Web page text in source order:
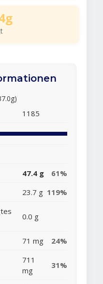
1185
47.4 g
61%
23.7 g 119%
0.0 g
71 mg 24%
711
mg
31%